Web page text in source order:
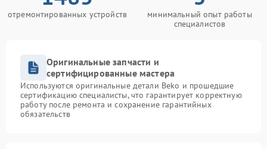
отремонтированных устройств
минимальный опыт работы
специалистов
Оригинальные запчасти и
сертифицированные мастера
Используются оригинальные детали Beko и прошедшие
сертификацию специалисты, что гарантирует корректную
работу после ремонта и сохранение гарантийных
обязательств